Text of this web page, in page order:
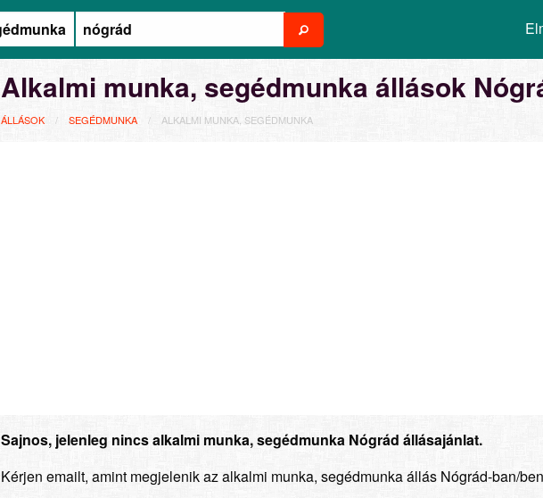
Alkalmi munka, segédmunka állások
ÁLLÁSOK SEGÉDMUNKA ALKALMI MUNKA, SEGÉDMUNKA
Sajnos, jelenleg nincs alkalmi munka, segédmunka Nógrád állásajánlat.
Kérjen emailt, amint megjelenik az alkalmi munka, segédmunka állás Nógrád-ban/